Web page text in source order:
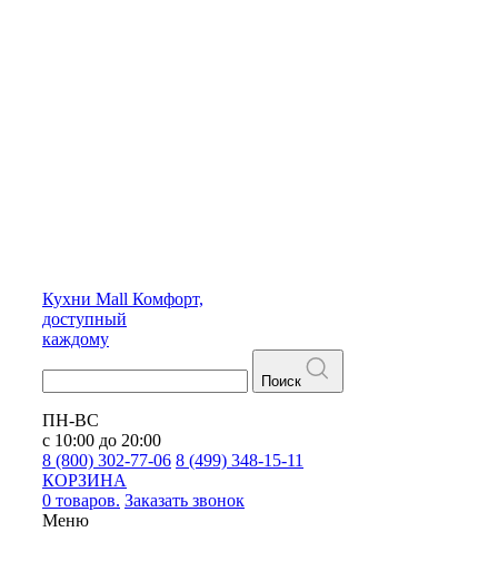
Кухни Mall Комфорт,
доступный
каждому
Поиск
ПН-ВС
с 10:00 до 20:00
8 (800) 302-77-06 8 (499) 348-15-11
КОРЗИНА
0 товаров. Заказать звонок
Меню